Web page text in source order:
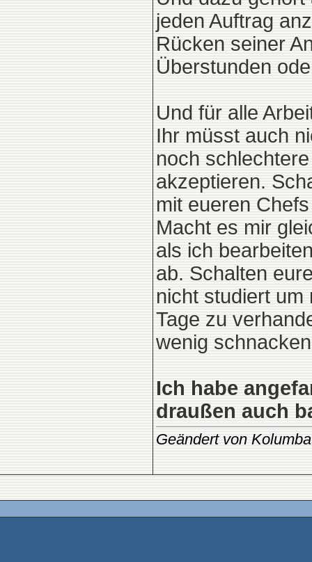
jeden Auftrag
Rücken seiner
Überstunden
Und für alle
Ihr müsst auch
noch
akzeptieren.
mit eueren
Macht es mir
als ich
ab. Schalten
nicht studiert um
Tage zu
wenig
Ich habe
draußen auch
Geändert von